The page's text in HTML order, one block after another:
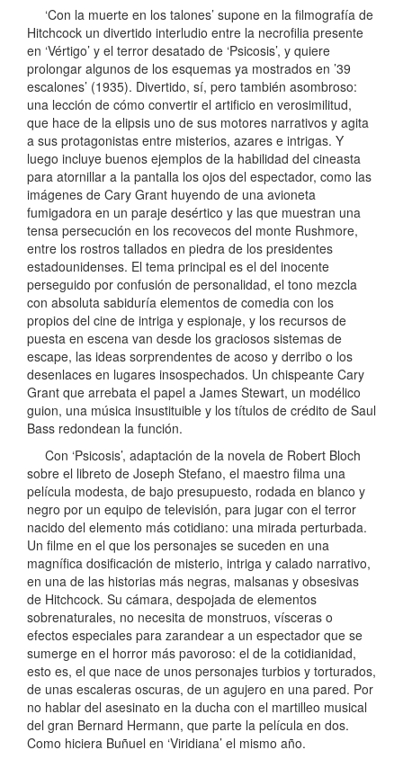
‘Con la muerte en los talones’ supone en la filmografía de
Hitchcock un divertido interludio entre la necrofilia presente
en ‘Vértigo’ y el terror desatado de ‘Psicosis’, y quiere
prolongar algunos de los esquemas ya mostrados en ’39
escalones’ (1935). Divertido, sí, pero también asombroso:
una lección de cómo convertir el artificio en verosimilitud,
que hace de la elipsis uno de sus motores narrativos y agita
a sus protagonistas entre misterios, azares e intrigas. Y
luego incluye buenos ejemplos de la habilidad del cineasta
para atornillar a la pantalla los ojos del espectador, como las
imágenes de Cary Grant huyendo de una avioneta
fumigadora en un paraje desértico y las que muestran una
tensa persecución en los recovecos del monte Rushmore,
entre los rostros tallados en piedra de los presidentes
estadounidenses. El tema principal es el del inocente
perseguido por confusión de personalidad, el tono mezcla
con absoluta sabiduría elementos de comedia con los
propios del cine de intriga y espionaje, y los recursos de
puesta en escena van desde los graciosos sistemas de
escape, las ideas sorprendentes de acoso y derribo o los
desenlaces en lugares insospechados. Un chispeante Cary
Grant que arrebata el papel a James Stewart, un modélico
guion, una música insustituible y los títulos de crédito de Saul
Bass redondean la función.
Con ‘Psicosis’, adaptación de la novela de Robert Bloch
sobre el libreto de Joseph Stefano, el maestro filma una
película modesta, de bajo presupuesto, rodada en blanco y
negro por un equipo de televisión, para jugar con el terror
nacido del elemento más cotidiano: una mirada perturbada.
Un filme en el que los personajes se suceden en una
magnífica dosificación de misterio, intriga y calado narrativo,
en una de las historias más negras, malsanas y obsesivas
de Hitchcock. Su cámara, despojada de elementos
sobrenaturales, no necesita de monstruos, vísceras o
efectos especiales para zarandear a un espectador que se
sumerge en el horror más pavoroso: el de la cotidianidad,
esto es, el que nace de unos personajes turbios y torturados,
de unas escaleras oscuras, de un agujero en una pared. Por
no hablar del asesinato en la ducha con el martilleo musical
del gran Bernard Hermann, que parte la película en dos.
Como hiciera Buñuel en ‘Viridiana’ el mismo año.